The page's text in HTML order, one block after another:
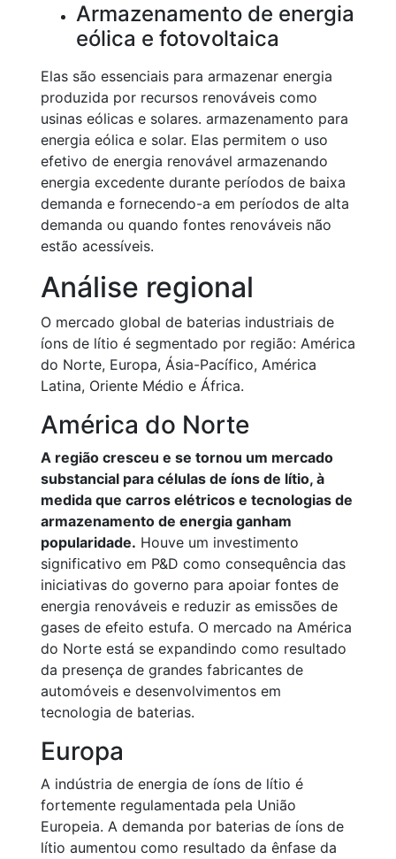
Armazenamento de energia
eólica e fotovoltaica
Elas são essenciais para armazenar energia
produzida por recursos renováveis como
usinas eólicas e solares. armazenamento para
energia eólica e solar. Elas permitem o uso
efetivo de energia renovável armazenando
energia excedente durante períodos de baixa
demanda e fornecendo-a em períodos de alta
demanda ou quando fontes renováveis não
estão acessíveis.
Análise regional
O mercado global de baterias industriais de
íons de lítio é segmentado por região: América
do Norte, Europa, Ásia-Pacífico, América
Latina, Oriente Médio e África.
América do Norte
A região cresceu e se tornou um mercado
substancial para células de íons de lítio, à
medida que carros elétricos e tecnologias de
armazenamento de energia ganham
popularidade. Houve um investimento
significativo em P&D como consequência das
iniciativas do governo para apoiar fontes de
energia renováveis e reduzir as emissões de
gases de efeito estufa. O mercado na América
do Norte está se expandindo como resultado
da presença de grandes fabricantes de
automóveis e desenvolvimentos em
tecnologia de baterias.
Europa
A indústria de energia de íons de lítio é
fortemente regulamentada pela União
Europeia. A demanda por baterias de íons de
lítio aumentou como resultado da ênfase da